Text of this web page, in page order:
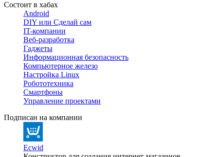
Состоит в хабах
Android
DIY или Сделай сам
IT-компании
Веб-разработка
Гаджеты
Информационная безопасность
Компьютерное железо
Настройка Linux
Робототехника
Смартфоны
Управление проектами
Подписан на компании
Ecwid